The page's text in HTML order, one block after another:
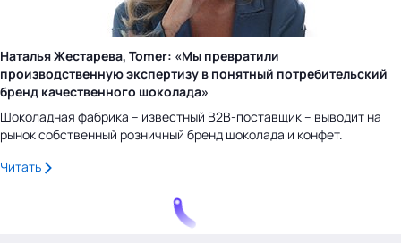
Наталья Жестарева, Tomer: «Мы превратили
производственную экспертизу в понятный потребительский
бренд качественного шоколада»
Шоколадная фабрика – известный B2B-поставщик – выводит на
рынок собственный розничный бренд шоколада и конфет.
Читать